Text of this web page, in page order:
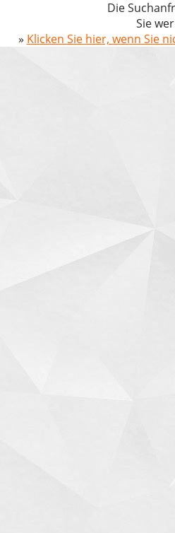
Die
Sie
» Klicken Sie hier, wenn Sie